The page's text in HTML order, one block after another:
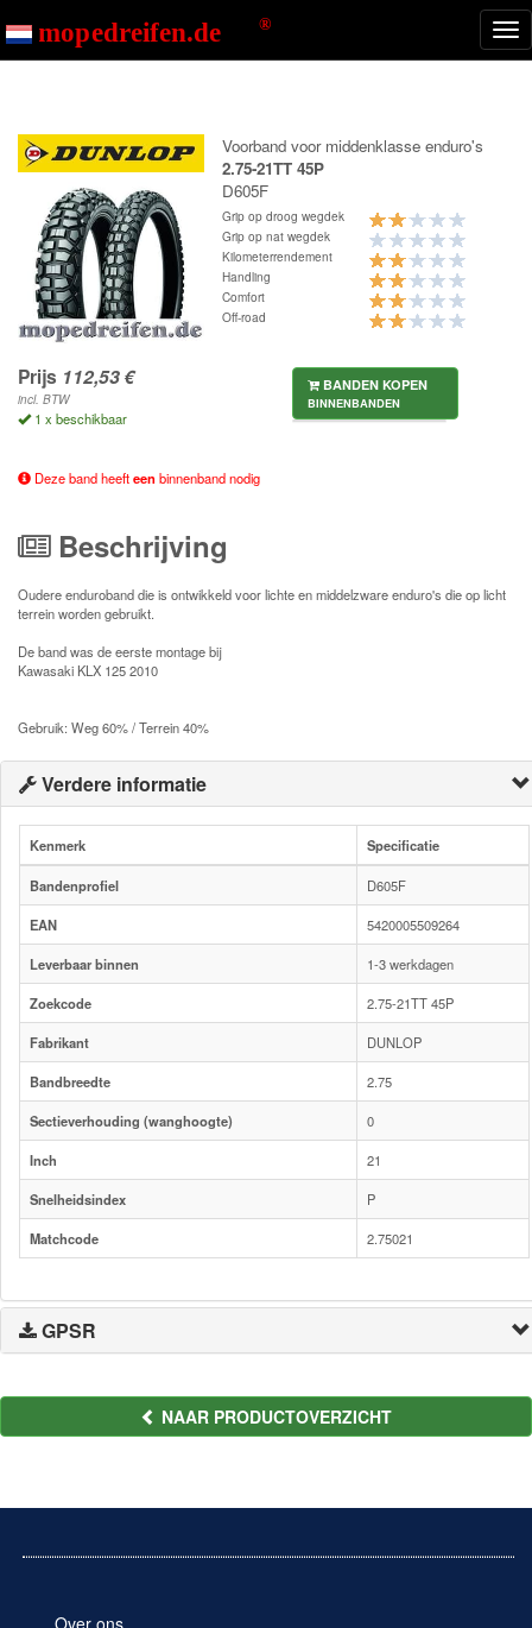
D605F
Voorband voor middenklasse enduro's
2.75-21TT 45P
D605F
Grip op droog wegdek
Grip op nat wegdek
Kilometerrendement
Handling
Comfort
Off-road
Prijs
incl. BTW
1 x beschikbaar
BANDEN KOPEN
BINNENBANDEN
Deze band heefteen binnenband nodig
Beschrijving
Oudere enduroband die is ontwikkeld voor lichte en middelzware enduro's die op licht
terrein worden gebruikt.
De band was de eerste montage bij
Kawasaki KLX 125 2010
Gebruik: Weg 60% / Terrein 40%
Verdere informatie
Kenmerk Specificatie
Bandenprofiel D605F
EAN 5420005509264
Leverbaar binnen 1-3 werkdagen
Zoekcode 2.75-21TT 45P
Fabrikant DUNLOP
Bandbreedte 2.75
Sectieverhouding (wanghoogte) 0
Inch 21
Snelheidsindex P
Matchcode 2.75021
GPSR
NAAR PRODUCTOVERZICHT